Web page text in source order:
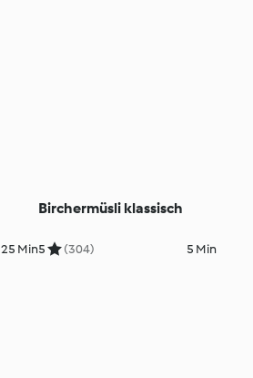
25 Min
Birchermüsli klassisch
5 (304) 5 Min